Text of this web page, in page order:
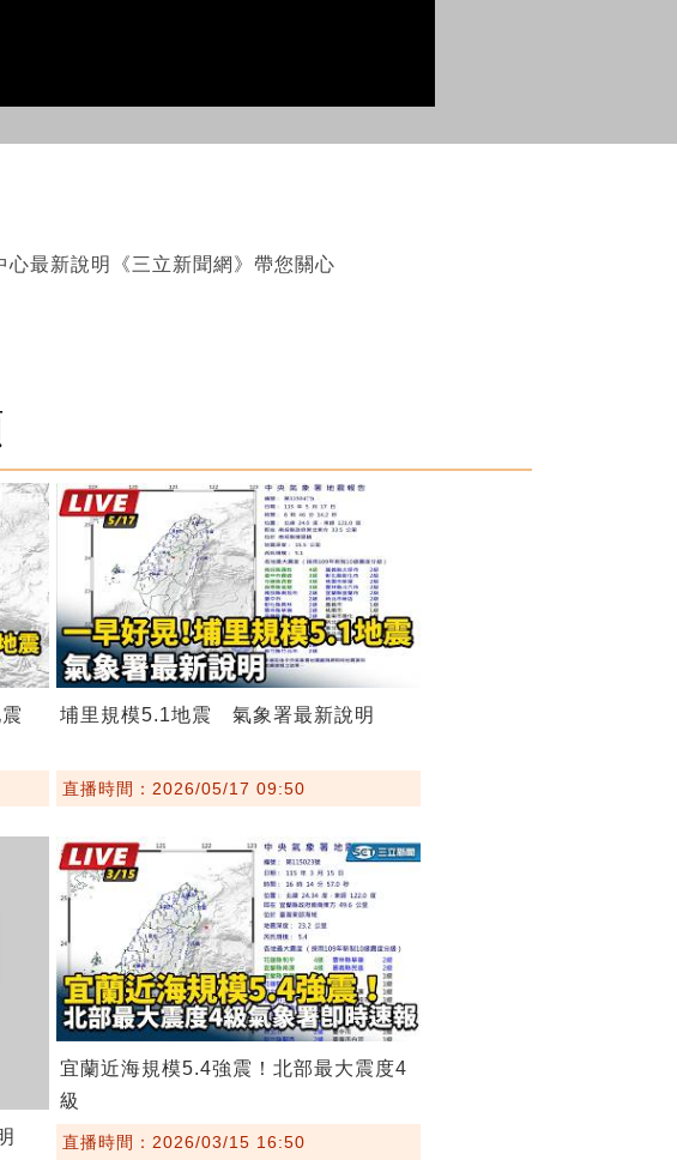
最新說明《三立新聞網》帶您關心
埔里規模5.1地震 氣象署最新說明
直播時間：2026/05/17 09:50
宜蘭近海規模5.4強震！北部最大震度4
級
直播時間：2026/03/15 16:50